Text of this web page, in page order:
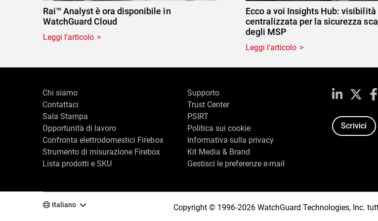
Rai™ Analyst è ora disponibile in
WatchGuard Cloud
Leggi l'articolo
Ecco a voi Insights Hub: visibilità
centralizzata per la sicurezza
degli MSP
Leggi l'articolo
Chi siamo
Contattaci
Sala Stampa
Opportunità di lavoro
Confronta elettrodomestici Firebox
Strumento di misurazione Firebox
Lista prodotti e SKU
Supporto
Trust Center
PSIRT
Politica sui cookie
Informativa sulla privacy
Kit Media & Brand
Gestisci le preferenze e-mail
LinkedIn
Scrivici
Italiano Copyright © 1996-2026 WatchGuard Technologies, Inc.